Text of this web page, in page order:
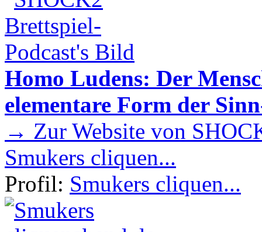
Homo Ludens: Der
elementare Form der
→ Zur Website von
Smukers cliquen...
Profil: Smukers cliquen...